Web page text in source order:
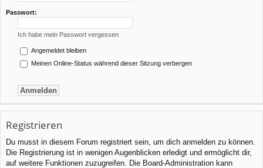
Passwort:
Ich habe mein Passwort vergessen
Angemeldet bleiben
Meinen Online-Status während dieser Sitzung verbergen
Registrieren
Du musst in diesem Forum registriert sein, um dich anmelden zu können.
Die Registrierung ist in wenigen Augenblicken erledigt und ermöglicht dir,
auf weitere Funktionen zuzugreifen. Die Board-Administration kann